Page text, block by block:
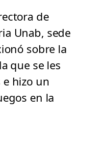
de
Unab, sede
sobre la
que se les
hizo un
en la